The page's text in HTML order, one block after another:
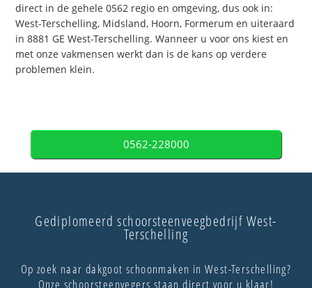
direct in de gehele 0562 regio en omgeving, dus ook in:
West-Terschelling, Midsland, Hoorn, Formerum en uiteraard
in 8881 GE West-Terschelling. Wanneer u voor ons kiest en
met onze vakmensen werkt dan is de kans op verdere
problemen klein.
0562-228000
Gediplomeerd schoorsteenveegbedrijf West-
Terschelling
Op zoek naar dakgoot schoonmaken in West-Terschelling?
Onze schoorsteenvegers staan direct voor u klaar!